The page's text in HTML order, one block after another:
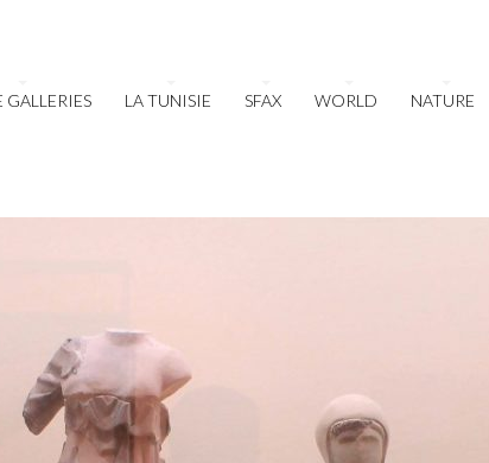
GALLERIES LA TUNISIE SFAX WORLD NATURE